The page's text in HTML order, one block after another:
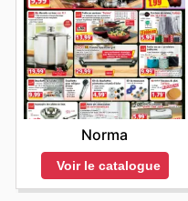
Norma
Voir le catalogue